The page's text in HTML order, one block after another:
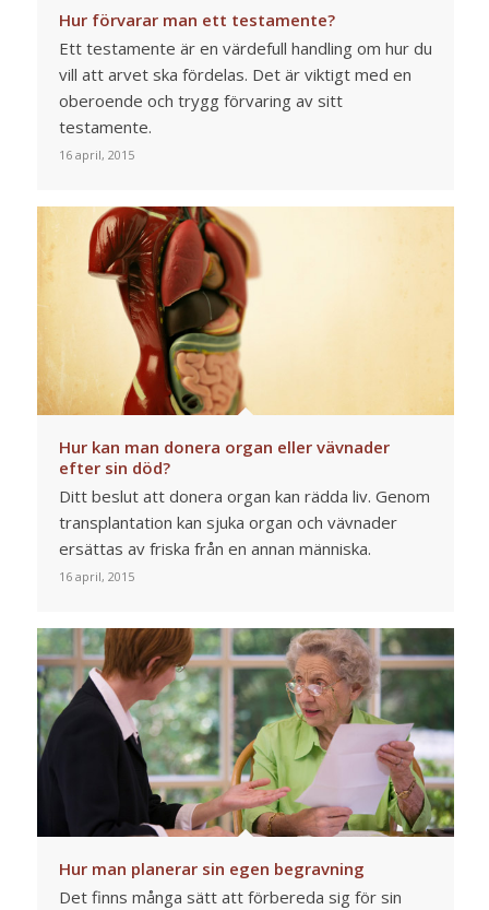
Hur förvarar man ett testamente?
Ett testamente är en värdefull handling om hur du
vill att arvet ska fördelas. Det är viktigt med en
oberoende och trygg förvaring av sitt
testamente.
16 april, 2015
Hur kan man donera organ eller vävnader
efter sin död?
Ditt beslut att donera organ kan rädda liv. Genom
transplantation kan sjuka organ och vävnader
ersättas av friska från en annan människa.
16 april, 2015
Hur man planerar sin egen begravning
Det finns många sätt att förbereda sig för sin